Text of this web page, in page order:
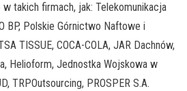
takich firmach, jak: Telekomunikacja
BP, Polskie Górnictwo Naftowe i
TISSUE, COCA-COLA, JAR Dachnów,
Helioform, Jednostka Wojskowa w
TRPOutsourcing, PROSPER S.A.